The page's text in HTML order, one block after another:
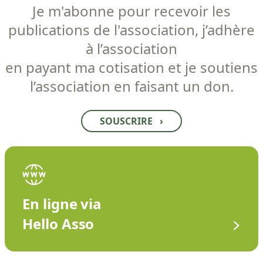
Je m'abonne pour recevoir les
publications de l'association, j’adhère
à l’association
en payant ma cotisation et je soutiens
l’association en faisant un don.
SOUSCRIRE ›
En ligne via
Hello Asso